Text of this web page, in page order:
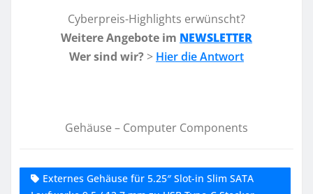
Cyberpreis-Highlights erwünscht?
Weitere Angebote im NEWSLETTER
Wer sind wir? > Hier die Antwort
Gehäuse – Computer Components
Externes Gehäuse für 5.25″ Slot-in Slim SATA